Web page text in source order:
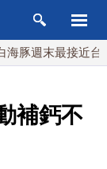
末最接近台灣 最
補鈣不